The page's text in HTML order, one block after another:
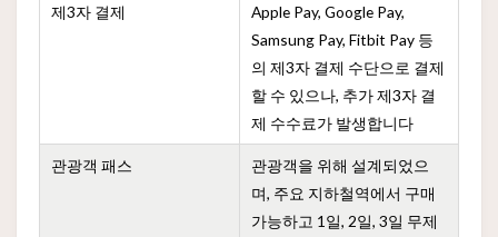
제3자 결제
Apple Pay, Google Pay,
Samsung Pay, Fitbit Pay 등
의 제3자 결제 수단으로 결제
할 수 있으나, 추가 제3자 결
제 수수료가 발생합니다
관광객 패스
관광객을 위해 설계되었으
며, 주요 지하철역에서 구매
가능하고 1일, 2일, 3일 무제